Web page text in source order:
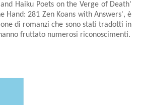
Haiku Poets on the Verge of Death'
Hand: 281 Zen Koans with Answers', è
di romanzi che sono stati tradotti in
fruttato numerosi riconoscimenti.